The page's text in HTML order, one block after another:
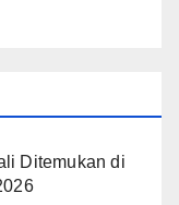
Ditemukan di